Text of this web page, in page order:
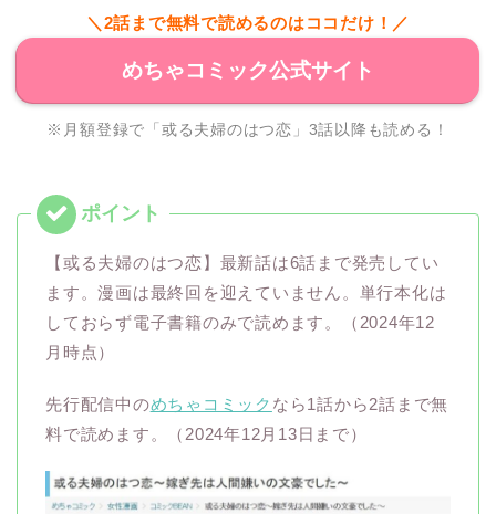
＼2話まで無料で読めるのはココだけ！／
めちゃコミック公式サイト
※月額登録で「或る夫婦のはつ恋」3話以降も読める！
【或る夫婦のはつ恋】最新話は6話まで発売してい
ます。漫画は最終回を迎えていません。単行本化は
しておらず電子書籍のみで読めます。（2024年12
月時点）
先行配信中のめちゃコミック なら1話から2話まで無
料で読めます。（2024年12月13日まで）